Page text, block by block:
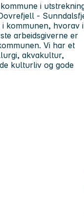
i
-
kommunen, hvorav i
arbeidsgiverne er
Vi har et
akvakultur,
kulturliv og gode